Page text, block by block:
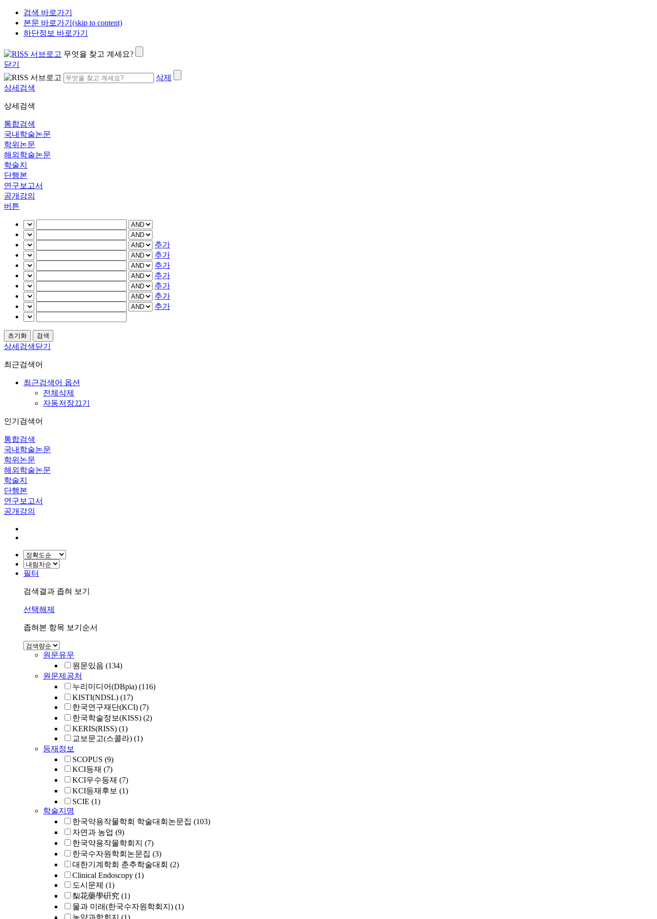
검색 바로가기
본문 바로가기(skip to content)
하단정보 바로가기
무엇을 찾고 계세요?
닫기
삭제
상세검색
상세검색
통합검색
국내학술논문
학위논문
해외학술논문
학술지
단행본
연구보고서
공개강의
버튼
추가
추가
추가
추가
추가
추가
추가
상세검색닫기
최근검색어
최근검색어 옵션
전체삭제
자동저장끄기
인기검색어
통합검색
국내학술논문
학위논문
해외학술논문
학술지
단행본
연구보고서
공개강의
필터
검색결과 좁혀 보기
선택해제
좁혀본 항목 보기순서
원문유무
원문있음 (134)
원문제공처
누리미디어(DBpia) (116)
KISTI(NDSL) (17)
한국연구재단(KCI) (7)
한국학술정보(KISS) (2)
KERIS(RISS) (1)
교보문고(스콜라) (1)
등재정보
SCOPUS (9)
KCI등재 (7)
KCI우수등재 (7)
KCI등재후보 (1)
SCIE (1)
학술지명
한국약용작물학회 학술대회논문집 (103)
자연과 농업 (9)
한국약용작물학회지 (7)
한국수자원학회논문집 (3)
대한기계학회 춘추학술대회 (2)
Clinical Endoscopy (1)
도시문제 (1)
梨花藥學硏究 (1)
물과 미래(한국수자원학회지) (1)
농약과학회지 (1)